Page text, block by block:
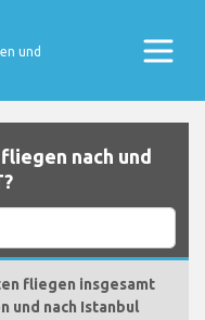
und
nach und
fliegen insgesamt
und nach Istanbul